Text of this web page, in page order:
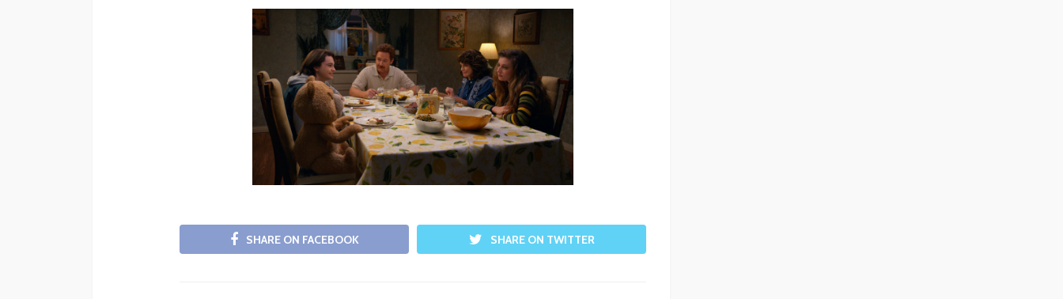
SHARE ON FACEBOOK SHARE ON TWITTER